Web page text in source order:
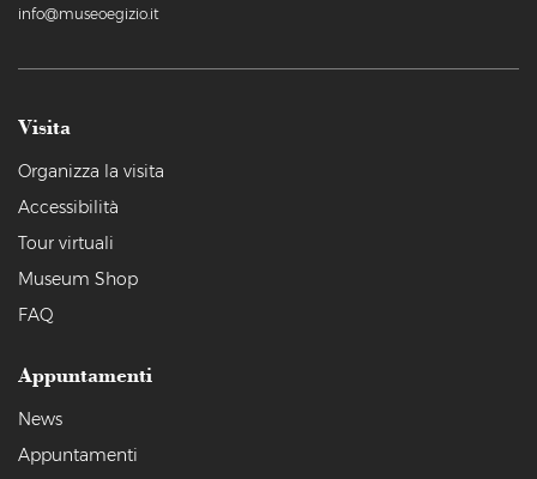
info@museoegizio.it
Visita
Organizza la visita
Accessibilità
Tour virtuali
Museum Shop
FAQ
Appuntamenti
News
Appuntamenti